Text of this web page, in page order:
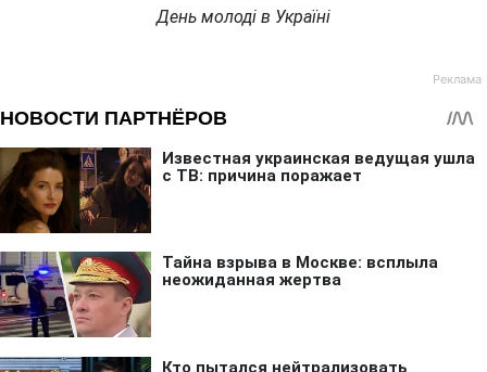
День молоді в Україні